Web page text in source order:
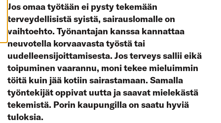
E
E
T
Jos omaa työtään ei pysty tekemään
terveydellisistä syistä, sairauslomalle on
vaihtoehto. Työnantajan kanssa kannattaa
neuvotella korvaavasta työstä tai
uudelleensijoittamisesta. Jos terveys sallii eikä
toipuminen vaarannu, moni tekee mieluimmin
töitä kuin jää kotiin sairastamaan. Samalla
työntekijät oppivat uutta ja saavat mielekästä
tekemistä. Porin kaupungilla on saatu hyviä
tuloksia.